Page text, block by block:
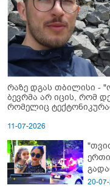
რაზე დგას თბილისი -
ბევრმა არ იცის, რომ
რომელიც
11-07-2026
-
20-